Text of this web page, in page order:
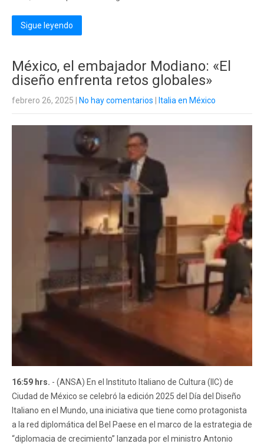
Sigue leyendo
México, el embajador Modiano: «El
diseño enfrenta retos globales»
febrero 26, 2025 No hay comentarios Italia en México
16:59 hrs. - (ANSA) En el Instituto Italiano de Cultura (IIC) de
Ciudad de México se celebró la edición 2025 del Día del Diseño
Italiano en el Mundo, una iniciativa que tiene como protagonista
a la red diplomática del Bel Paese en el marco de la estrategia de
“diplomacia de crecimiento” lanzada por el ministro Antonio